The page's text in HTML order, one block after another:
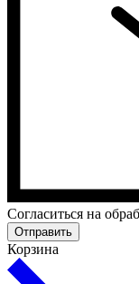
Cогласиться на
Отправить
Корзина